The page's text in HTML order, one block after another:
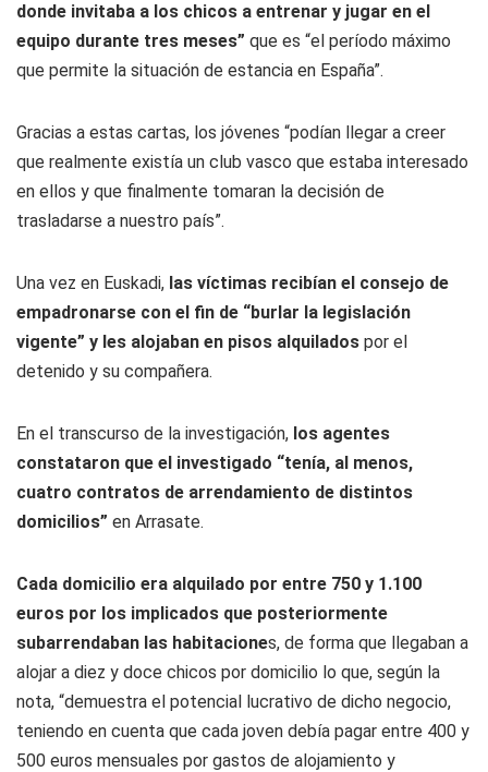
donde invitaba a los chicos a entrenar y jugar en el
equipo durante tres meses” que es “el período máximo
que permite la situación de estancia en España”.
Gracias a estas cartas, los jóvenes “podían llegar a creer
que realmente existía un club vasco que estaba interesado
en ellos y que finalmente tomaran la decisión de
trasladarse a nuestro país”.
Una vez en Euskadi, las víctimas recibían el consejo de
empadronarse con el fin de “burlar la legislación
vigente” y les alojaban en pisos alquilados por el
detenido y su compañera.
En el transcurso de la investigación, los agentes
constataron que el investigado “tenía, al menos,
cuatro contratos de arrendamiento de distintos
domicilios” en Arrasate.
Cada domicilio era alquilado por entre 750 y 1.100
euros por los implicados que posteriormente
subarrendaban las habitaciones, de forma que llegaban a
alojar a diez y doce chicos por domicilio lo que, según la
nota, “demuestra el potencial lucrativo de dicho negocio,
teniendo en cuenta que cada joven debía pagar entre 400 y
500 euros mensuales por gastos de alojamiento y